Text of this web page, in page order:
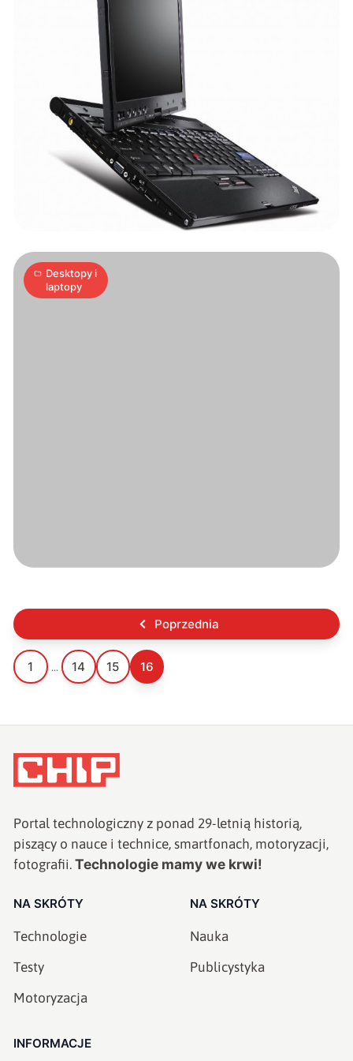
Desktopy i
laptopy
Ultracichy
notebook
min
Poprzednia
1 ... 14 15 16
Portal technologiczny z ponad 29-letnią historią,
piszący o nauce i technice, smartfonach, motoryzacji,
fotografii. Technologie mamy we krwi!
NA SKRÓTY
Technologie
Testy
Motoryzacja
NA SKRÓTY
Nauka
Publicystyka
INFORMACJE